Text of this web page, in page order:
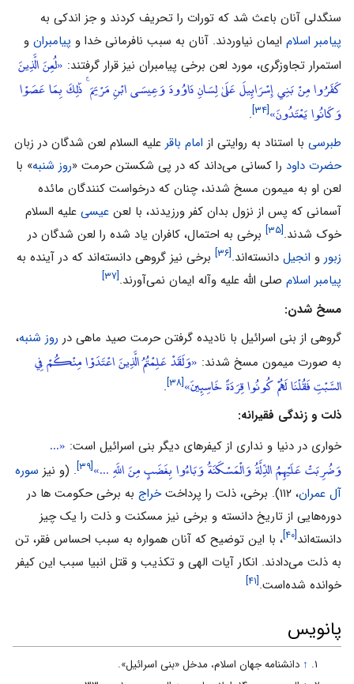
سنگدلى آنان باعث شد که تورات را تحریف کردند و جز اندکى به
پیامبر اسلام ایمان نیاوردند. آنان به سبب نافرمانى خدا و پیامبران و
استمرار تجاوزگرى، مورد لعن برخى پیامبران نیز قرار گرفتند: «لُعِنَ الَّذِينَ
كَفَرُوا مِنْ بَنِي إِسْرَائِيلَ عَلَىٰ لِسَانِ دَاوُودَ وَعِيسَى ابْنِ مَرْيَمَ ۚ ذَٰلِكَ بِمَا عَصَوْا
وَكَانُوا يَعْتَدُونَ»[۳۴]
.
طبرسى با استناد به روایتى از امام باقر علیه السلام لعن شدگان در زبان
حضرت داود را کسانى مى‌‌داند که در پى شکستن حرمت «روز شنبه» با
لعن او به میمون مسخ شدند، چنان‌‌ که درخواست کنندگان مائده
آسمانى که پس از نزول بدان کفر ورزیدند، با لعن عیسى علیه السلام
خوک شدند.[۳۵]
برخى به احتمال، کافران یاد شده را لعن شدگان در
زبور و انجیل دانسته‌‌اند.[۳۶]
برخى نیز گروهى دانسته‌‌اند که در آینده به
پیامبر اسلام صلی الله علیه وآله ایمان نمى‌‌آورند.[۳۷]
مسخ شدن:
گروهى از بنى اسرائیل با نادیده گرفتن حرمت صید ماهى در روز شنبه،
به صورت میمون مسخ شدند: «وَلَقَدْ عَلِمْتُمُ الَّذِينَ اعْتَدَوْا مِنْكُمْ فِي
السَّبْتِ فَقُلْنَا لَهُمْ كُونُوا قِرَدَةً خَاسِئِينَ»[۳۸]
.
ذلت و زندگى فقیرانه:
خوارى در دنیا و ندارى از کیفرهاى دیگر بنى اسرائیل است: «...
وَضُرِبَتْ عَلَيْهِمُ الذِّلَّةُ وَالْمَسْكَنَةُ وَبَاءُوا بِغَضَبٍ مِنَ اللَّهِ ...»[۳۹] . (و نیز سوره
آل عمران، ۱۱۲). برخى، ذلت را پرداخت خراج به برخى‌‌ حکومت ها در
دوره‌‌هایى از تاریخ دانسته و برخى نیز مسکنت و ذلت را یک چیز
دانسته‌‌اند[۴۰]
، با این توضیح که آنان همواره به سبب احساس فقر، تن
به ذلت مى‌‌دادند. انکار آیات الهى و تکذیب و قتل انبیا سبب این کیفر
خوانده شده‌‌است.[۴۱]
پانویس
↑ دانشنامه جهان اسلام، مدخل «بنی اسرائیل».